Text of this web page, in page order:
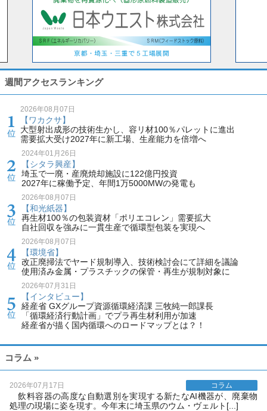
週間アクセスランキング
2026年08月07日
【ワカクサ】
大型射出成形の技術生かし、容リ材100％パレットに進出
需要拡大受け2027年に新工場、生産能力を倍増へ
2024年01月26日
【シタラ興産】
埼玉で一廃・産廃焼却施設に122億円投資
2027年に稼働予定、年間1万5000MWの発電も
2026年08月07日
【和光紙器】
再生材100％の包装資材「ポリエコレン」需要拡大
自社回収を強みに一貫生産で循環型包装を実現へ
2026年08月07日
【環境省】
改正廃掃法でヤード規制導入、技術検討会にて詳細を議論
使用済み金属・プラスチックの保管・再生が規制対象に
2026年07月31日
【インタビュー】
経産省 GXグループ資源循環経済課 三牧純一郎課長
「循環経済行動計画」でプラ再生材利用が加速
経産省が描く国内循環へのロードマップとは？！
コラム »
2026年07月17日 コラム
飲料容器の高度な自動選別を実現する新たなAI機器が、廃棄物
処理の現場に姿を現す。今年末に埼玉県のウム・ヴェルト[...]